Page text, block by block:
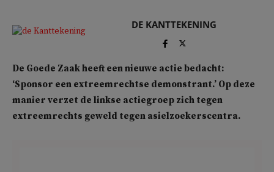
DE KANTTEKENING
De Goede Zaak heeft een nieuwe actie bedacht:
‘Sponsor een extreemrechtse demonstrant.’ Op deze
manier verzet de linkse actiegroep zich tegen
extreemrechts geweld tegen asielzoekerscentra.